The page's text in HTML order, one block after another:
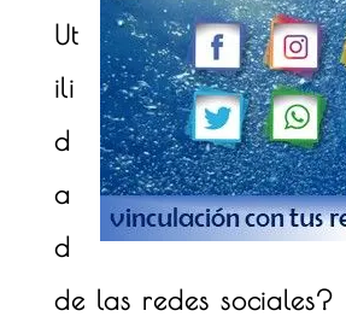
Ut
ili
d
a
d
de las redes sociales?